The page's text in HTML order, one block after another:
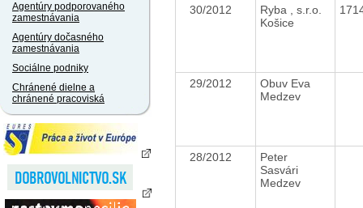
Agentúry podporovaného
zamestnávania
Agentúry dočasného
zamestnávania
Sociálne podniky
Chránené dielne a
chránené pracoviská
30/2012
Ryba , s.r.o.
Košice
29/2012
Obuv Eva
Medzev
28/2012
Peter
Sasvári
Medzev